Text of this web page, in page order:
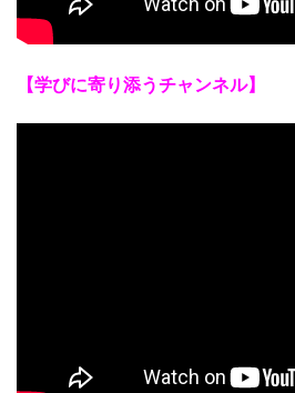
【学びに寄り添うチャンネル】